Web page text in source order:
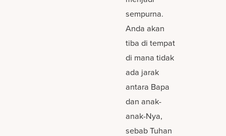
sempurna.
Anda akan
tiba di tempat
di mana tidak
ada jarak
antara Bapa
dan anak-
anak-Nya,
sebab Tuhan